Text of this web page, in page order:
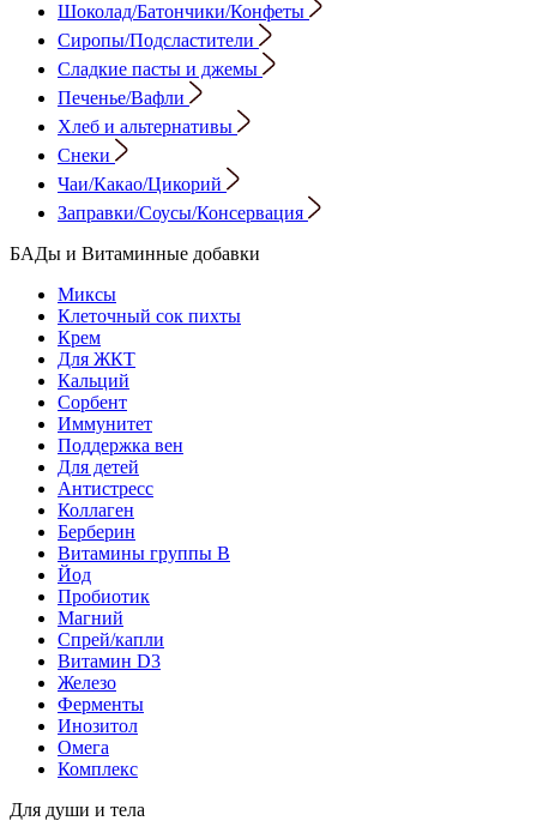
Шоколад/Батончики/Конфеты
Сиропы/Подсластители
Сладкие пасты и джемы
Печенье/Вафли
Хлеб и альтернативы
Снеки
Чаи/Какао/Цикорий
Заправки/Соусы/Консервация
БАДы и Витаминные добавки
Миксы
Клеточный сок пихты
Крем
Для ЖКТ
Кальций
Сорбент
Иммунитет
Поддержка вен
Для детей
Антистресс
Коллаген
Берберин
Витамины группы B
Йод
Пробиотик
Магний
Спрей/капли
Витамин D3
Железо
Ферменты
Инозитол
Омега
Комплекс
Для души и тела